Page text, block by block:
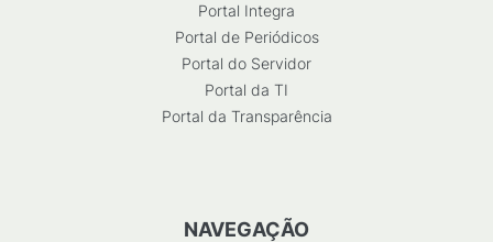
Portal Integra
Portal de Periódicos
Portal do Servidor
Portal da TI
Portal da Transparência
NAVEGAÇÃO